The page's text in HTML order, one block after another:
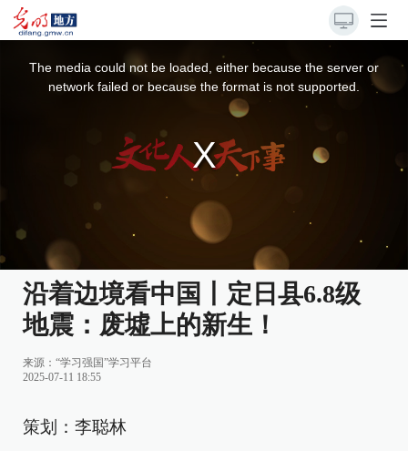
The media could not be loaded, either because the server or
network failed or because the format is not supported.
沿着边境看中国丨定日县6.8级
地震：废墟上的新生！
来源： “学习强国”学习平台
2025-07-11 18:55
策划：李聪林